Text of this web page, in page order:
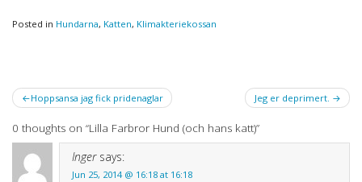
Posted in Hundarna, Katten, Klimakteriekossan
Post
navigation
Hoppsansa jag fick pridenaglar Jeg er deprimert.
0 thoughts on “Lilla Farbror Hund (och hans katt)”
Inger says:
Jun 25, 2014 @ 16:18 at 16:18